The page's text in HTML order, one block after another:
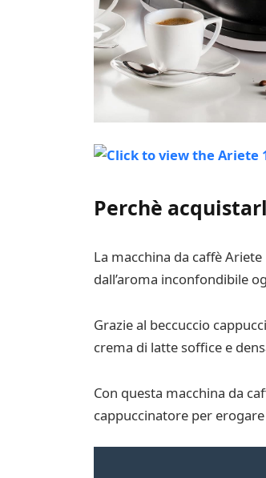
Perchè
La macchina da caffè
dall’aroma inconfondibile
Grazie al beccuccio
crema di latte soffice e
Con questa macchina da
cappuccinatore per